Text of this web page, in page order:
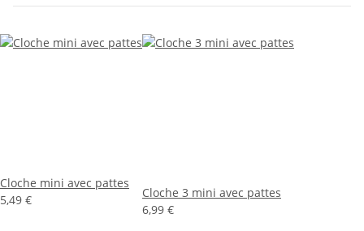
Cloche mini avec pattes
5,49 €
Cloche 3 mini avec pattes
6,99 €